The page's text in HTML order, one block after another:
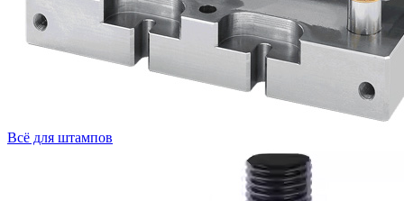
Всё для штампов